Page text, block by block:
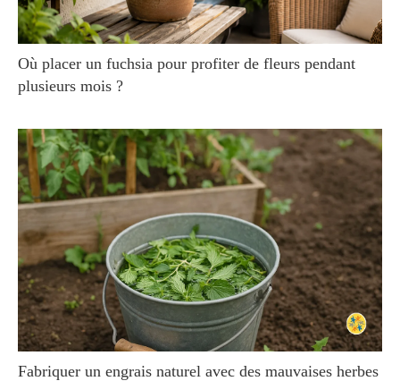
Où placer un fuchsia pour profiter de fleurs pendant
plusieurs mois ?
Fabriquer un engrais naturel avec des mauvaises herbes